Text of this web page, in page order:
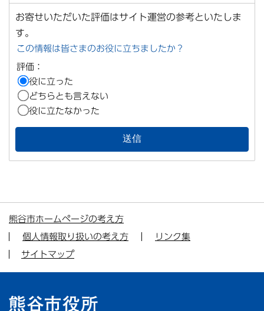
お寄せいただいた評価はサイト運営の参考といたしま
す。
この情報は皆さまのお役に立ちましたか？
評価：
役に立った
どちらとも言えない
役に立たなかった
熊谷市ホームページの考え方
個人情報取り扱いの考え方
リンク集
サイトマップ